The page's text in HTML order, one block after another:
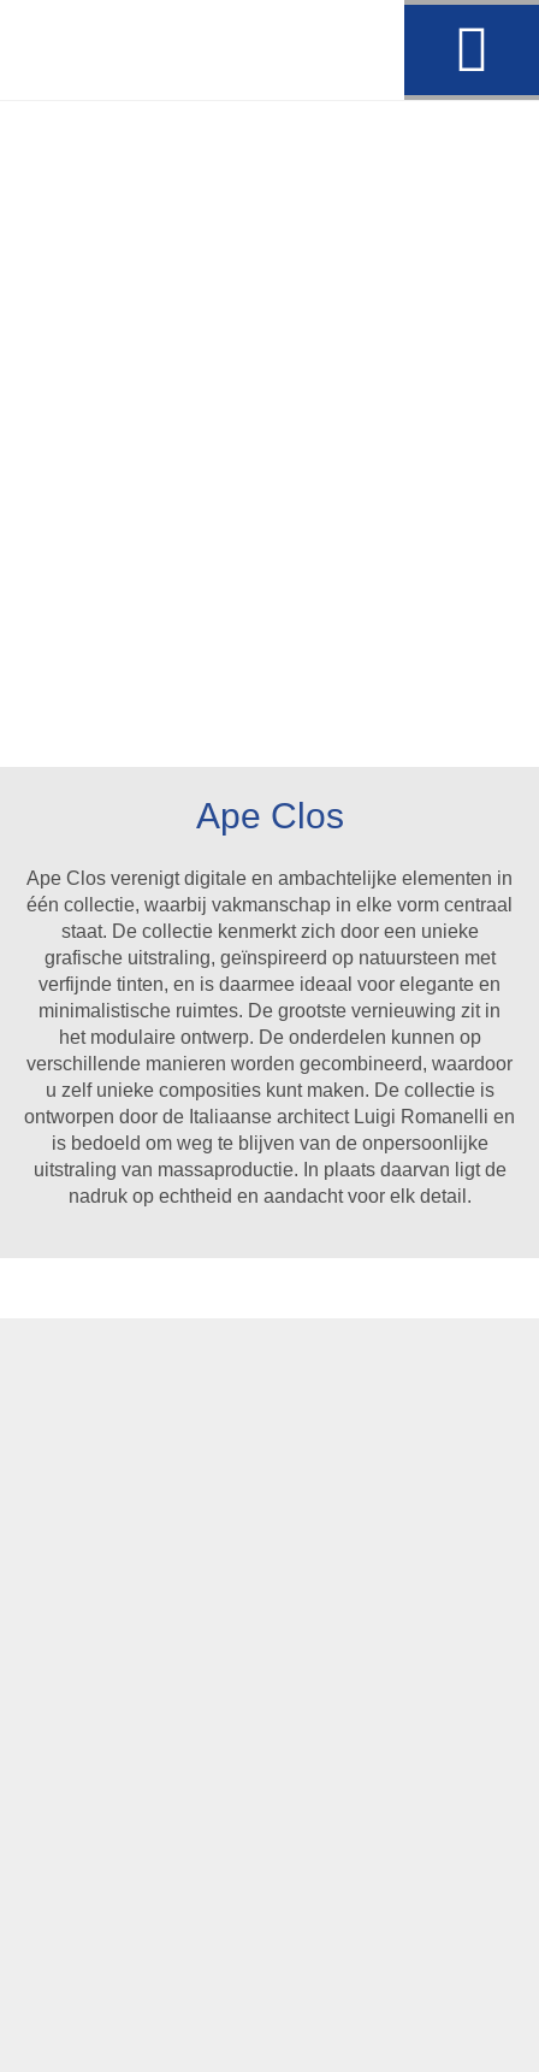
Ape Clos
Ape Clos verenigt digitale en ambachtelijke elementen in
één collectie, waarbij vakmanschap in elke vorm centraal
staat. De collectie kenmerkt zich door een unieke
grafische uitstraling, geïnspireerd op natuursteen met
verfijnde tinten, en is daarmee ideaal voor elegante en
minimalistische ruimtes. De grootste vernieuwing zit in
het modulaire ontwerp. De onderdelen kunnen op
verschillende manieren worden gecombineerd, waardoor
u zelf unieke composities kunt maken. De collectie is
ontworpen door de Italiaanse architect Luigi Romanelli en
is bedoeld om weg te blijven van de onpersoonlijke
uitstraling van massaproductie. In plaats daarvan ligt de
nadruk op echtheid en aandacht voor elk detail.